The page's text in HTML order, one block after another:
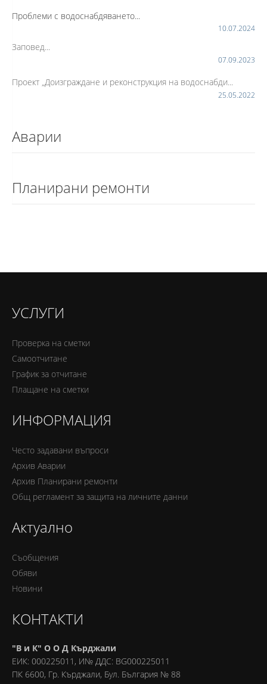
Проблеми с водоснабдяването...
10.07.2024
Заповед...
07.09.2023
Проект „Доизграждане и реконструкция на водоснабди...
25.05.2022
Аварии
Планирани ремонти
УСЛУГИ
Проверка на сметки
Самоотчитане
График за отчитане
Плащане на сметки
ИНФОРМАЦИЯ
Често задавани въпроси
Архив Аварии
Архив Планирани ремонти
Oбщ регламент за защита на личните данни
Актуално
Съобщения
Обяви
Новини
КОНТАКТИ
"В и К" О О Д Кърджали
ЕИК: 000225011, И№ ДДС: BG000225011
ПК 6600, Гр. Кърджали, Бул. България № 88